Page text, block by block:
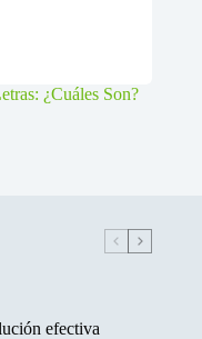
¿Cuáles Son?
efectiva